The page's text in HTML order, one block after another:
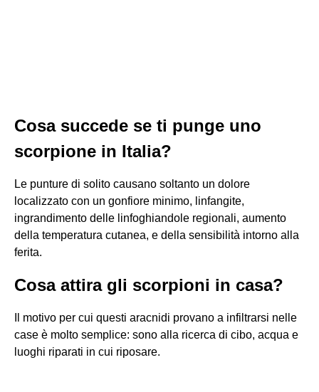
Cosa succede se ti punge uno
scorpione in Italia?
Le punture di solito causano soltanto un dolore
localizzato con un gonfiore minimo, linfangite,
ingrandimento delle linfoghiandole regionali, aumento
della temperatura cutanea, e della sensibilità intorno alla
ferita.
Cosa attira gli scorpioni in casa?
Il motivo per cui questi aracnidi provano a infiltrarsi nelle
case è molto semplice: sono alla ricerca di cibo, acqua e
luoghi riparati in cui riposare.